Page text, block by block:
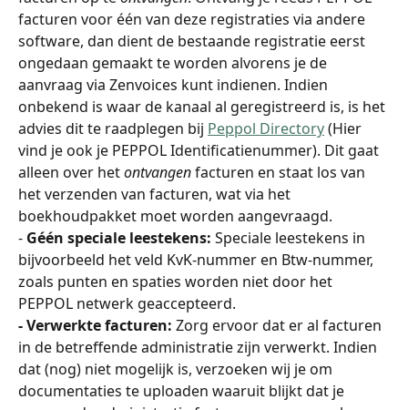
facturen voor één van deze registraties via andere
software, dan dient de bestaande registratie eerst
ongedaan gemaakt te worden alvorens je de
aanvraag via Zenvoices kunt indienen. Indien
onbekend is waar de kanaal al geregistreerd is, is het
advies dit te raadplegen bij Peppol Directory (Hier
vind je ook je PEPPOL Identificatienummer). Dit gaat
alleen over het ontvangen facturen en staat los van
het verzenden van facturen, wat via het
boekhoudpakket moet worden aangevraagd.
- Géén speciale leestekens: Speciale leestekens in
bijvoorbeeld het veld KvK-nummer en Btw-nummer,
zoals punten en spaties worden niet door het
PEPPOL netwerk geaccepteerd.
- Verwerkte facturen: Zorg ervoor dat er al facturen
in de betreffende administratie zijn verwerkt. Indien
dat (nog) niet mogelijk is, verzoeken wij je om
documentaties te uploaden waaruit blijkt dat je